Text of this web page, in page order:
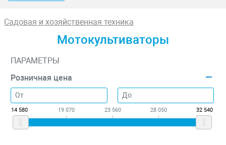
Садовая и хозяйственная техника
Мотокультиваторы
ПАРАМЕТРЫ
Розничная цена
14 580 19 070 23 560 28 050 32 540